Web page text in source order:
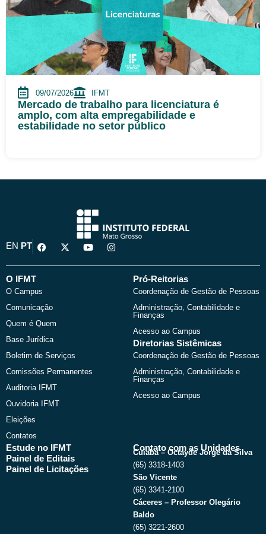
09/07/2026 IFMT
Mercado de trabalho para licenciatura é
amplo, com alta empregabilidade e
estabilidade no setor público
EN PT
F
a
e
o
k
X
-
w
Y
o
t
I
n
t
O IFMT
O Campus
Comunicação
Quem é Quem
Base Jurídica
Boletim de Serviços
Comissões Permanentes
Auditoria IFMT
Ouvidoria IFMT
Eleições
Contatos
Pró-Reitorias
Coordenação de Gestão de Pessoas
Administração, Contabilidade e
Finanças
Acesso ao Campus
Diretorias Sistêmicas
Coordenação de Gestão de Pessoas
Administração, Contabilidade e
Finanças
Acesso ao Campus
Estude no IFMT
Painel de Editais
Painel de Licitações
Contato com as Unidades
Cuiabá – Octayde Jorge da Silva
(65) 3318-1403
São Vicente
(65) 3341-2100
Cáceres – Professor Olegário
Baldo
(65) 3221-2600